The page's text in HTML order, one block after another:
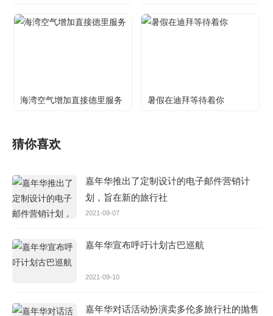
海湾空气增加直接德里服务 暑假在迪拜等待着你
猜你喜欢
嘉年华推出了定制设计的电子邮件营销计
划，旨在新的旅行社
2021-09-07
嘉年华宣布呼吁计划古巴巡航
2021-09-10
嘉年华对话活动扮演卖多伦多旅行社的抛售